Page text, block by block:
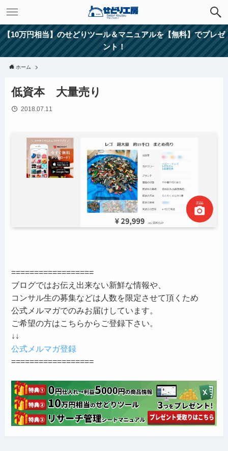
【10万円相当】のせどりツール＆マニュアルを【無料】でプレゼ
ント！
ホーム
低資本 大量売り
2018.07.11
==================
ブログではお伝え出来ない新鮮な情報や、
コンサル生の募集などは人数を限定させて頂くため
公式メルマガでのみお届けしています。
ご希望の方はこちらからご登録下さい。
↓↓
公式メルマガ登録
==================